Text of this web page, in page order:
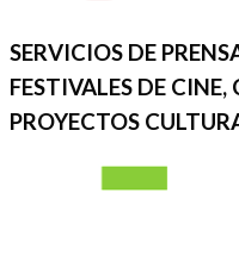
SERVICIOS DE
FESTIVALES DE
PROYECTOS